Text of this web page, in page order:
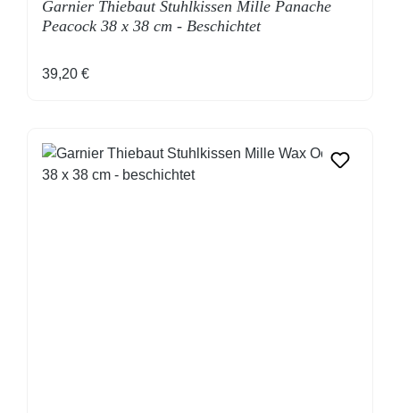
Garnier Thiebaut Stuhlkissen Mille Panache
Peacock 38 x 38 cm - Beschichtet
Regulärer Preis:
39,20 €